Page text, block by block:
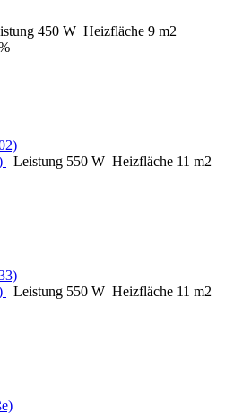
450 W Heizfläche 9 m2
Leistung 550 W Heizfläche 11 m2
Leistung 550 W Heizfläche 11 m2